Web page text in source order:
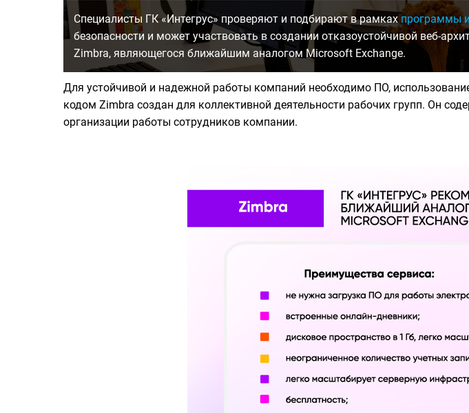
Специалисты ГК «Интегрус» проверяют и подбирают в рамках программы
безопасности и может участвовать в создании отказоустойчивой веб-
Zimbra, являющегося ближайшим аналогом Microsoft Exchange.
Для устойчивой и надежной работы компаний необходимо ПО,
кодом Zimbra создан для коллективной деятельности рабочих групп. Он
организации работы сотрудников компании.